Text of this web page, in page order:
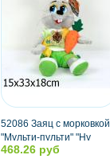
52086 Заяц с морковкой
"Мульти-пульти" "Ну
погоди" озвученный,
468.26 руб